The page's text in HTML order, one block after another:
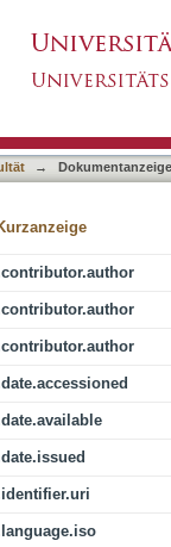
→ Dokumentanzeige